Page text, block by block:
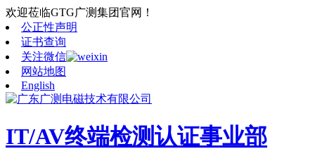
欢迎莅临GTG广测集团官网！
公正性声明
证书查询
关注微信
网站地图
English
IT/AV终端检测认证事业部